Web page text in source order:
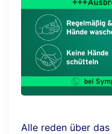
Alle reden über das